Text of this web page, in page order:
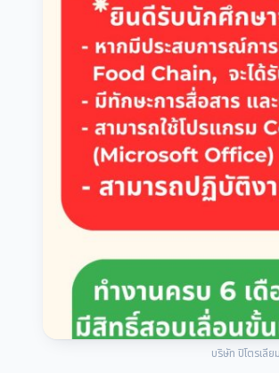
บริษัท ปิโตรเลี